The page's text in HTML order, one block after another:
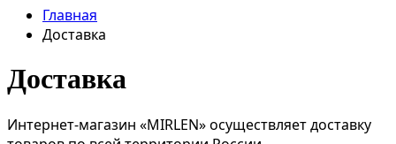
Главная
Доставка
Доставка
Интернет-магазин «MIRLEN» осуществляет доставку